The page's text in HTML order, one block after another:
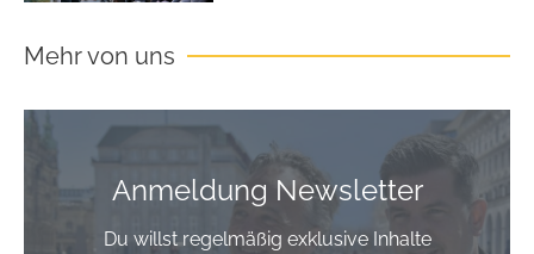
Mehr von uns
Anmeldung Newsletter
Du willst regelmäßig exklusive Inhalte